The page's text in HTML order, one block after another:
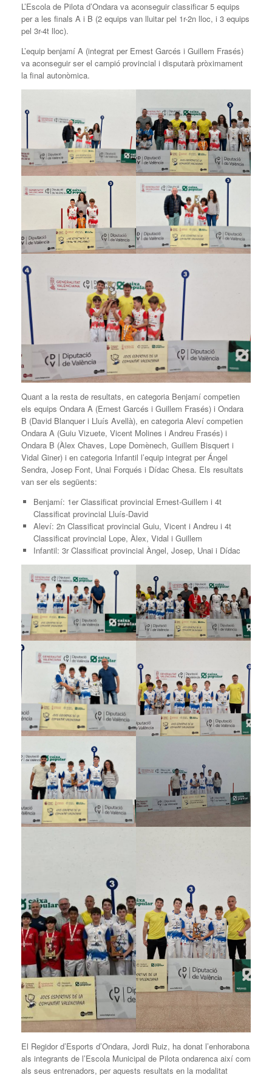
L’Escola de Pilota d’Ondara va aconseguir classificar 5 equips
per a les finals A i B (2 equips van lluitar pel 1r-2n lloc, i 3 equips
pel 3r-4t lloc).
L’equip benjamí A (integrat per Ernest Garcés i Guillem Frasés)
va aconseguir ser el campió provincial i disputarà pròximament
la final autonòmica.
Quant a la resta de resultats, en categoria Benjamí competien
els equips Ondara A (Ernest Garcés i Guillem Frasés) i Ondara
B (David Blanquer i Lluís Avellà), en categoria Aleví competien
Ondara A (Guiu Vizuete, Vicent Molines i Andreu Frasés) i
Ondara B (Àlex Chaves, Lope Domènech, Guillem Bisquert i
Vidal Giner) i en categoria Infantil l’equip integrat per Ángel
Sendra, Josep Font, Unai Forqués i Dídac Chesa. Els resultats
van ser els següents:
Benjamí: 1er Classificat provincial Ernest-Guillem i 4t
Classificat provincial Lluís-David
Aleví: 2n Classificat provincial Guiu, Vicent i Andreu i 4t
Classificat provincial Lope, Àlex, Vidal i Guillem
Infantil: 3r Classificat provincial Àngel, Josep, Unai i Dídac
El Regidor d’Esports d’Ondara, Jordi Ruiz, ha donat l’enhorabona
als integrants de l’Escola Municipal de Pilota ondarenca així com
als seus entrenadors, per aquests resultats en la modalitat